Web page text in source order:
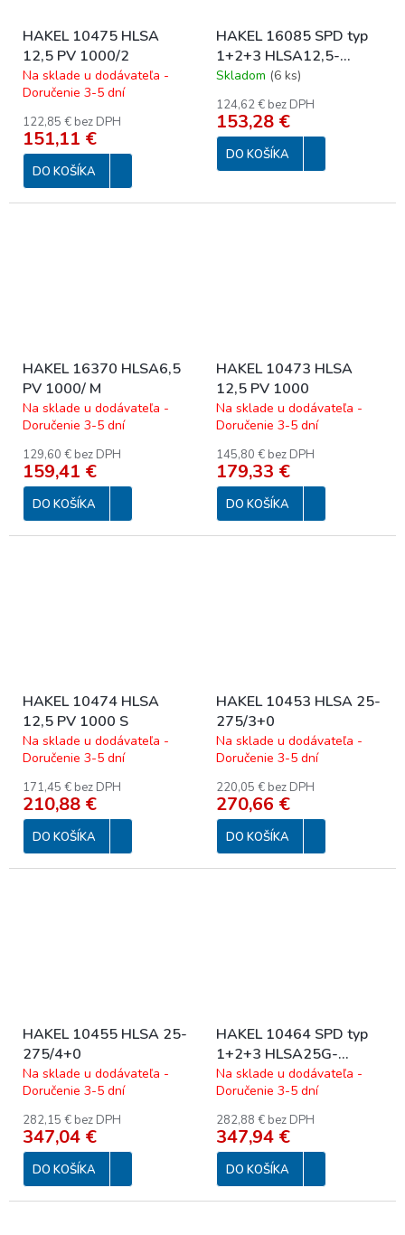
HAKEL 10475 HLSA
12,5 PV 1000/2
Na sklade u dodávateľa -
Doručenie 3-5 dní
122,85 € bez DPH
151,11 €
DO KOŠÍKA
HAKEL 16085 SPD typ
1+2+3 HLSA12,5-
275/4+0 M
Skladom (6 ks)
124,62 € bez DPH
153,28 €
DO KOŠÍKA
HAKEL 16370 HLSA6,5
PV 1000/ M
Na sklade u dodávateľa -
Doručenie 3-5 dní
129,60 € bez DPH
159,41 €
DO KOŠÍKA
HAKEL 10473 HLSA
12,5 PV 1000
Na sklade u dodávateľa -
Doručenie 3-5 dní
145,80 € bez DPH
179,33 €
DO KOŠÍKA
HAKEL 10474 HLSA
12,5 PV 1000 S
Na sklade u dodávateľa -
Doručenie 3-5 dní
171,45 € bez DPH
210,88 €
DO KOŠÍKA
HAKEL 10453 HLSA 25-
275/3+0
Na sklade u dodávateľa -
Doručenie 3-5 dní
220,05 € bez DPH
270,66 €
DO KOŠÍKA
HAKEL 10455 HLSA 25-
275/4+0
Na sklade u dodávateľa -
Doručenie 3-5 dní
282,15 € bez DPH
347,04 €
DO KOŠÍKA
HAKEL 10464 SPD typ
1+2+3 HLSA25G-
255/3+0
Na sklade u dodávateľa -
Doručenie 3-5 dní
282,88 € bez DPH
347,94 €
DO KOŠÍKA